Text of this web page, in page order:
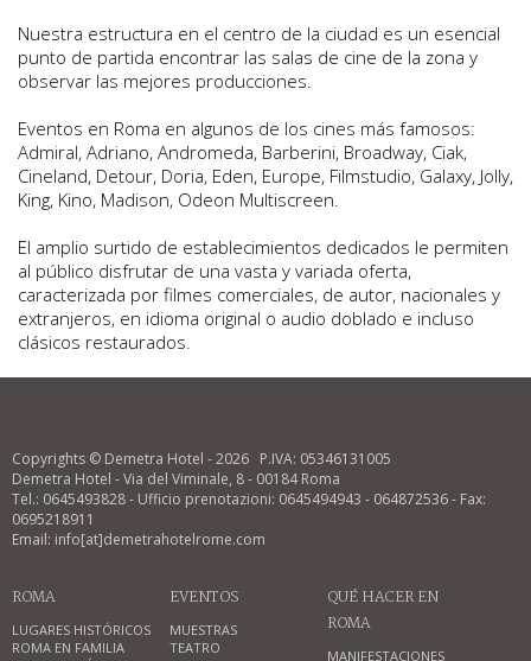
Nuestra estructura en el centro de la ciudad es un esencial
punto de partida encontrar las salas de cine de la zona y
observar las mejores producciones.
Eventos en Roma en algunos de los cines más famosos:
Admiral, Adriano, Andromeda, Barberini, Broadway, Ciak,
Cineland, Detour, Doria, Eden, Europe, Filmstudio, Galaxy, Jolly,
King, Kino, Madison, Odeon Multiscreen.
El amplio surtido de establecimientos dedicados le permiten
al público disfrutar de una vasta y variada oferta,
caracterizada por filmes comerciales, de autor, nacionales y
extranjeros, en idioma original o audio doblado e incluso
clásicos restaurados.
Copyrights © Demetra Hotel - 2026 P.IVA: 05346131005
Demetra Hotel - Via del Viminale, 8 - 00184 Roma
Tel.: 0645493828 - Ufficio prenotazioni: 0645494943 - 064872536 - Fax:
0695218911
Email: info[at]demetrahotelrome.com
ROMA
LUGARES HISTÓRICOS
ROMA EN FAMILIA
EVENTOS
MUESTRAS
TEATRO
QUÉ HACER EN
ROMA
MANIFESTACIONES